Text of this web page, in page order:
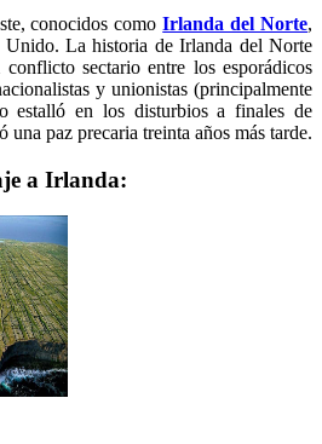
conocidos comoIrlanda del Norte,
Unido. La historia de Irlanda del Norte
sectario entre los esporádicos
y unionistas (principalmente
estalló en los disturbios a finales de
una paz precaria treinta años más tarde.
a Irlanda: